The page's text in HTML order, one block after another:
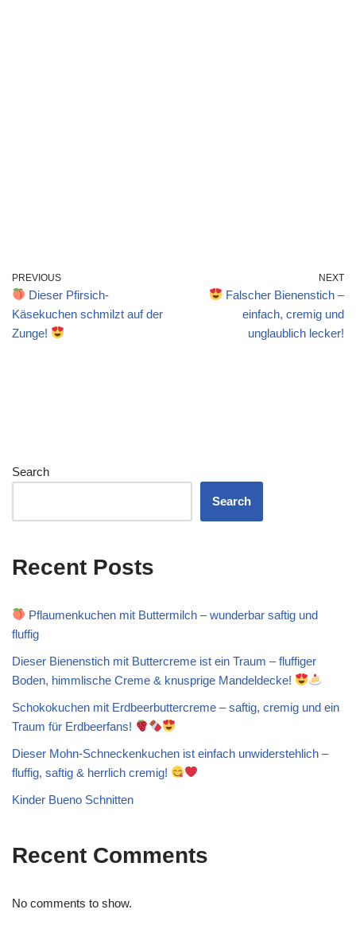
PREVIOUS
Dieser Pfirsich-
Käsekuchen schmilzt auf der
Zunge!
NEXT
Falscher Bienenstich –
einfach, cremig und
unglaublich lecker!
Search
Search
Recent Posts
Pflaumenkuchen mit Buttermilch – wunderbar saftig und
fluffig
Dieser Bienenstich mit Buttercreme ist ein Traum – fluffiger
Boden, himmlische Creme & knusprige Mandeldecke!
Schokokuchen mit Erdbeerbuttercreme – saftig, cremig und ein
Traum für Erdbeerfans!
Dieser Mohn-Schneckenkuchen ist einfach unwiderstehlich –
fluffig, saftig & herrlich cremig!
Kinder Bueno Schnitten
Recent Comments
No comments to show.